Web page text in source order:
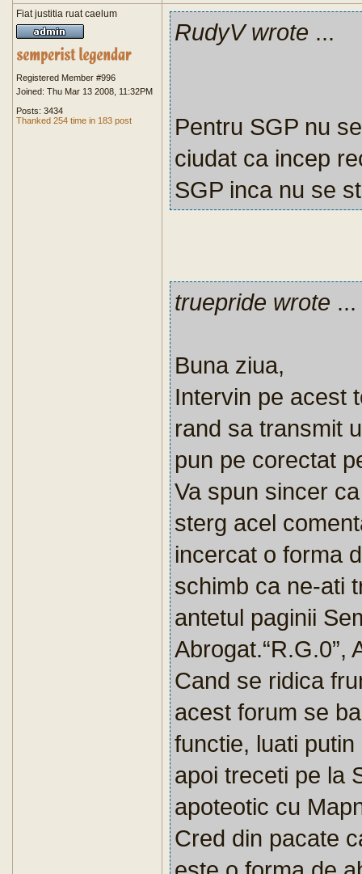
Fiat justitia ruat caelum
Registered Member #996
Joined: Thu Mar 13 2008, 11:32PM
Posts: 3434
Thanked 254 time in 183 post
RudyV wrote ...
Pentru SGP nu
ciudat ca incep
SGP inca nu se
truepride wrote ...
Buna ziua,
Intervin pe acest
rand sa transmit
pun pe corectat
Va spun sincer
sterg acel
incercat o forma
schimb ca ne-ati
antetul paginii
Abrogat.“R.G.0”,
Cand se ridica
acest forum se
functie, luati
apoi treceti pe la
apoteotic cu
Cred din pacate